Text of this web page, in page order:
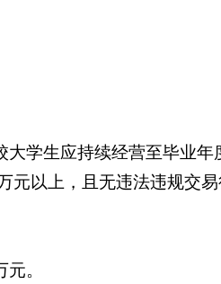
学生应持续经营至毕业
以上，且无违法违规交易
。